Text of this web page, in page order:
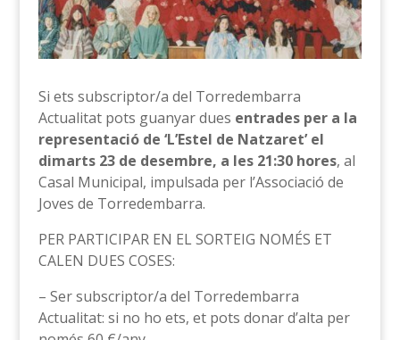
Si ets subscriptor/a del Torredembarra
Actualitat pots guanyar dues entrades per a la
representació de ‘L’Estel de Natzaret’ el
dimarts 23 de desembre, a les 21:30 hores, al
Casal Municipal, impulsada per l’Associació de
Joves de Torredembarra.
PER PARTICIPAR EN EL SORTEIG NOMÉS ET
CALEN DUES COSES:
– Ser subscriptor/a del Torredembarra
Actualitat: si no ho ets, et pots donar d’alta per